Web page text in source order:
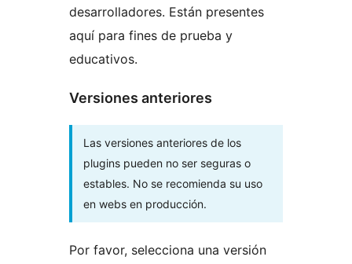
desarrolladores. Están presentes
aquí para fines de prueba y
educativos.
Versiones anteriores
Las versiones anteriores de los
plugins pueden no ser seguras o
estables. No se recomienda su uso
en webs en producción.
Por favor, selecciona una versión